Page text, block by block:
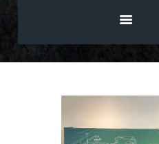
影音專區
近期活動
協會廠商